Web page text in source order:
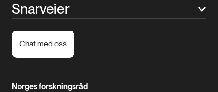
Snarveier
Chat med oss
Norges forskningsråd